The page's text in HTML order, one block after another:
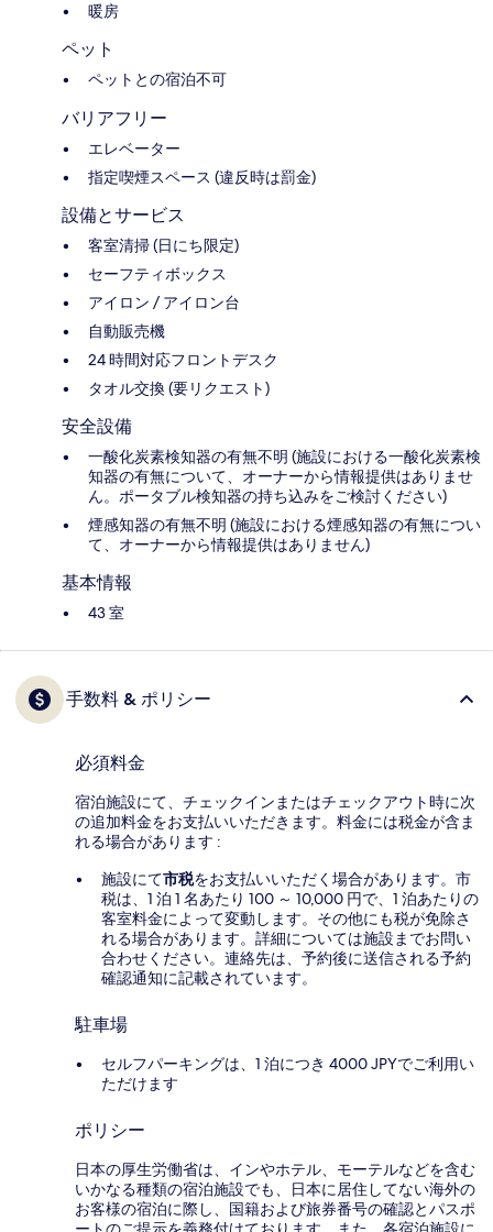
暖房
ペット
ペットとの宿泊不可
バリアフリー
エレベーター
指定喫煙スペース (違反時は罰金)
設備とサービス
客室清掃 (日にち限定)
セーフティボックス
アイロン / アイロン台
自動販売機
24 時間対応フロントデスク
タオル交換 (要リクエスト)
安全設備
一酸化炭素検知器の有無不明 (施設における一酸化炭素検
知器の有無について、オーナーから情報提供はありませ
ん。ポータブル検知器の持ち込みをご検討ください)
煙感知器の有無不明 (施設における煙感知器の有無につい
て、オーナーから情報提供はありません)
基本情報
43 室
手数料 & ポリシー
必須料金
宿泊施設にて、チェックインまたはチェックアウト時に次
の追加料金をお支払いいただきます。料金には税金が含ま
れる場合があります :
施設にて市税をお支払いいただく場合があります。市
税は、1 泊 1 名あたり 100 ～ 10,000 円で、1 泊あたりの
客室料金によって変動します。その他にも税が免除さ
れる場合があります。詳細については施設までお問い
合わせください。連絡先は、予約後に送信される予約
確認通知に記載されています。
駐車場
セルフパーキングは、1 泊につき 4000 JPYでご利用い
ただけます
ポリシー
日本の厚生労働省は、インやホテル、モーテルなどを含む
いかなる種類の宿泊施設でも、日本に​居住してない海外の
お客様の宿泊に際し、国籍および旅券番号の確認とパスポ